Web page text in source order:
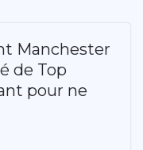
Manchester
de Top
pour ne